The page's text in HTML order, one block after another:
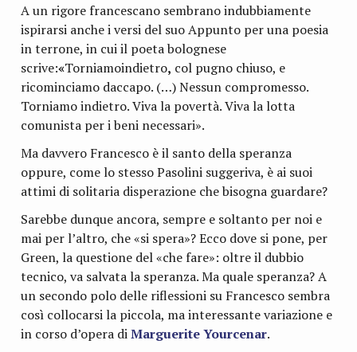
A un rigore francescano sembrano indubbiamente
ispirarsi anche i versi del suo Appunto per una poesia
in terrone, in cui il poeta bolognese
scrive:«Torniamoindietro, col pugno chiuso, e
ricominciamo daccapo. (…) Nessun compromesso.
Torniamo indietro. Viva la povertà. Viva la lotta
comunista per i beni necessari».
Ma davvero Francesco è il santo della speranza
oppure, come lo stesso Pasolini suggeriva, è ai suoi
attimi di solitaria disperazione che bisogna guardare?
Sarebbe dunque ancora, sempre e soltanto per noi e
mai per l’altro, che «si spera»? Ecco dove si pone, per
Green, la questione del «che fare»: oltre il dubbio
tecnico, va salvata la speranza. Ma quale speranza? A
un secondo polo delle riflessioni su Francesco sembra
così collocarsi la piccola, ma interessante variazione e
in corso d’opera diMarguerite Yourcenar.